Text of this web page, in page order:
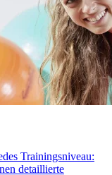
Trainingsniveau:
detaillierte